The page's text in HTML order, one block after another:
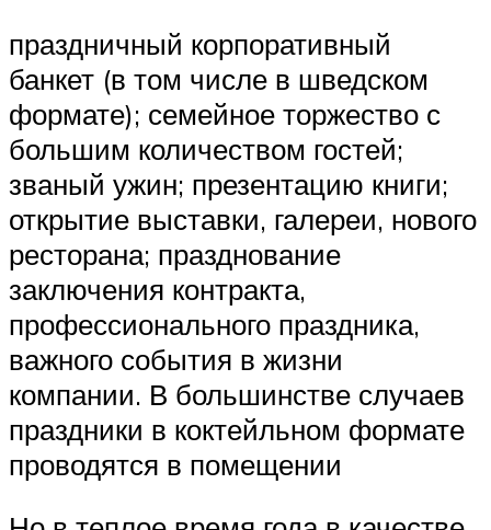
праздничный корпоративный
банкет (в том числе в шведском
формате); семейное торжество с
большим количеством гостей;
званый ужин; презентацию книги;
открытие выставки, галереи, нового
ресторана; празднование
заключения контракта,
профессионального праздника,
важного события в жизни
компании. В большинстве случаев
праздники в коктейльном формате
проводятся в помещении